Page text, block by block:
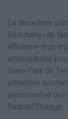
La deuxième
Széchenyi de
affluence trop
accessibilité
Siam Park de
attraction au
personnel et
Radical Storage.